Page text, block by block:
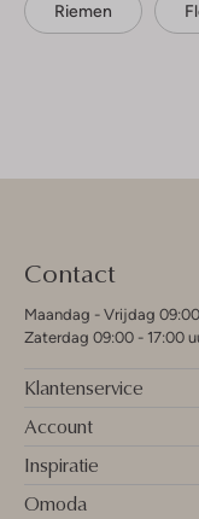
Riemen
Contact
Maandag - Vrijdag
Zaterdag 09:00 - 17:00
Klantenservice
Account
Inspiratie
Omoda